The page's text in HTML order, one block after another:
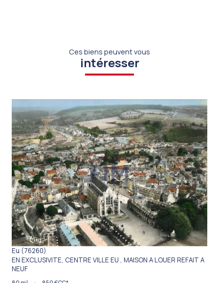
Ces biens peuvent vous
intéresser
VOIR LE BIEN
Eu (76260)
EN EXCLUSIVITE, CENTRE VILLE EU , MAISON A LOUER REFAIT A
NEUF